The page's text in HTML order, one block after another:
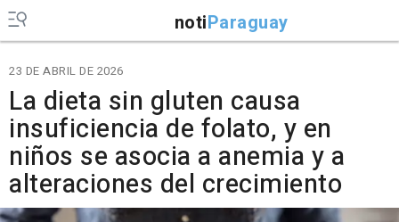
notiParaguay
23 DE ABRIL DE 2026
La dieta sin gluten causa
insuficiencia de folato, y en
niños se asocia a anemia y a
alteraciones del crecimiento